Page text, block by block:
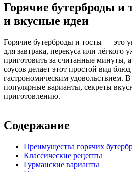
Горячие бутерброды
и вкусные идеи
Горячие бутерброды и тосты — это
для завтрака, перекуса или
приготовить за считанные минуты,
соусов делает этот простой вид
гастрономическим удовольствием.
популярные варианты, секреты
приготовлению.
Содержание
Преимущества горячих
Классические рецепты
Гурманские варианты